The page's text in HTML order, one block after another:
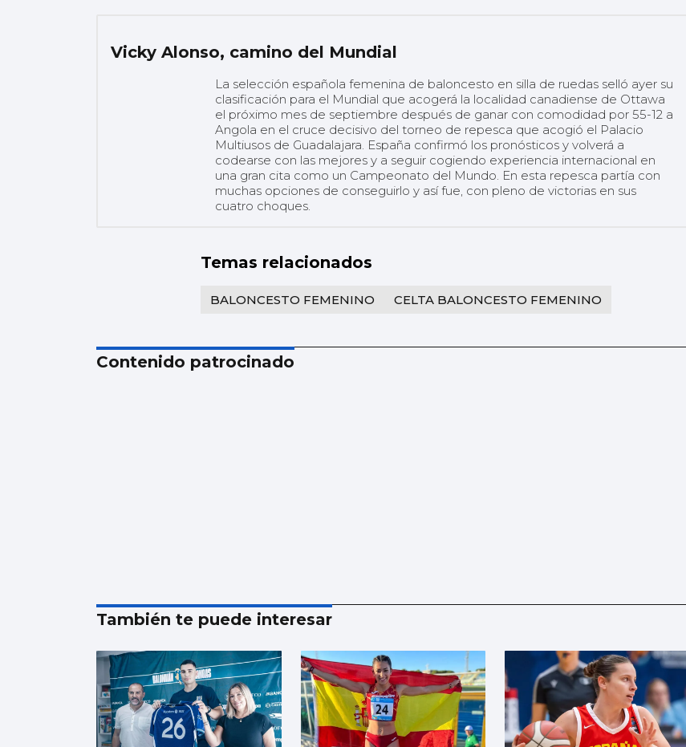
Vicky Alonso, camino del Mundial
La selección española femenina de baloncesto en silla de ruedas selló ayer su
clasificación para el Mundial que acogerá la localidad canadiense de Ottawa
el próximo mes de septiembre después de ganar con comodidad por 55-12 a
Angola en el cruce decisivo del torneo de repesca que acogió el Palacio
Multiusos de Guadalajara. España confirmó los pronósticos y volverá a
codearse con las mejores y a seguir cogiendo experiencia internacional en
una gran cita como un Campeonato del Mundo. En esta repesca partía con
muchas opciones de conseguirlo y así fue, con pleno de victorias en sus
cuatro choques.
Temas relacionados
BALONCESTO FEMENINO CELTA BALONCESTO FEMENINO
Contenido patrocinado
También te puede interesar